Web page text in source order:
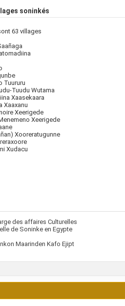
soninkés
63 villages
Tuururu
Tuudu Wutama
Xaasekaara
Xaaxanu
Xeerigede
Xeerigede
Xooreratugunne
Xudacu
des affaires Culturelles
de Soninke en Egypte
Maarinden Kafo Ejipt